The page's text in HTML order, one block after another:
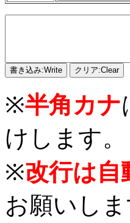
※半角カナ
けします。
※改行は自
お願いしま